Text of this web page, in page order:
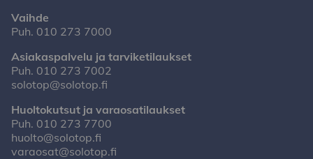
Vaihde
Puh. 010 273 7000
Asiakaspalvelu ja tarviketilaukset
Puh. 010 273 7002
solotop@solotop.fi
Huoltokutsut ja varaosatilaukset
Puh. 010 273 7700
huolto@solotop.fi
varaosat@solotop.fi